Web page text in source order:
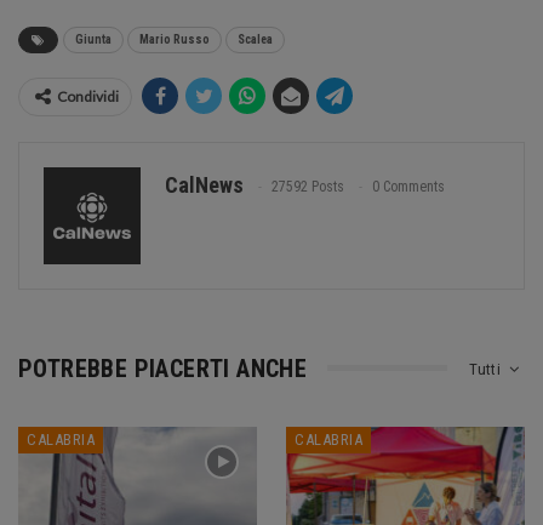
Giunta Mario Russo Scalea
Condividi
CalNews 27592 Posts 0 Comments
Tutti
POTREBBE PIACERTI ANCHE
CALABRIA CALABRIA